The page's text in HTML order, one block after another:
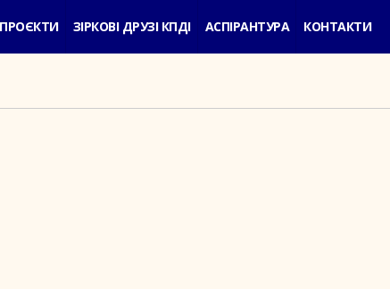
ЗІРКОВІ ДРУЗІ КПДІ АСПІРАНТУРА КОНТАКТИ